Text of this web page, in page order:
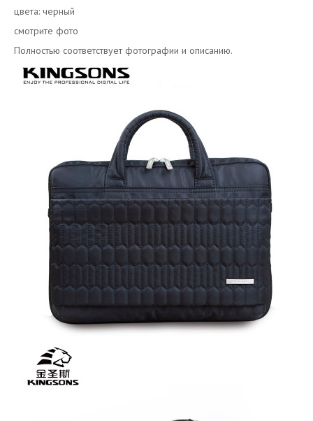
цвета: черный
смотрите фото
Полностью соответствует фотографии и описанию.